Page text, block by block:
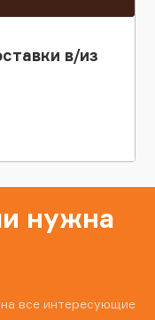
в/из
нужна
все интересующие